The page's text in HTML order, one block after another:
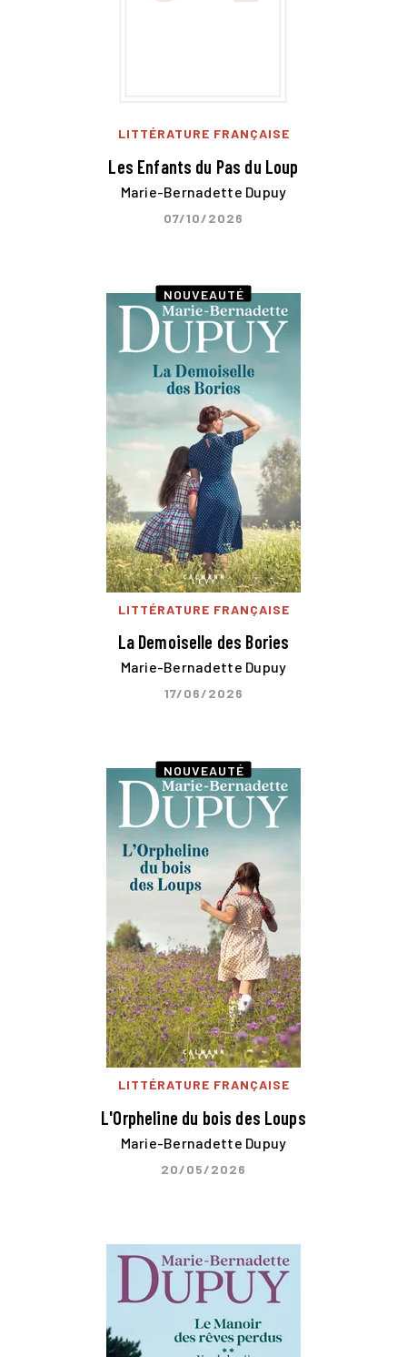
LITTÉRATURE FRANÇAISE
Les Enfants du Pas du Loup
Marie-Bernadette Dupuy
07/10/2026
NOUVEAUTÉ
LITTÉRATURE FRANÇAISE
La Demoiselle des Bories
Marie-Bernadette Dupuy
17/06/2026
NOUVEAUTÉ
LITTÉRATURE FRANÇAISE
L'Orpheline du bois des Loups
Marie-Bernadette Dupuy
20/05/2026